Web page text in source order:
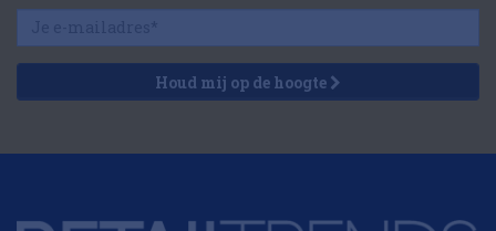
Houd mij op de hoogte